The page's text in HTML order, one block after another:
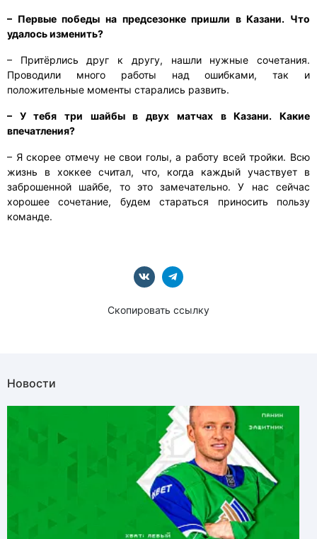
– Первые победы на предсезонке пришли в Казани. Что
удалось изменить?
– Притёрлись друг к другу, нашли нужные сочетания.
Проводили много работы над ошибками, так и
положительные моменты старались развить.
– У тебя три шайбы в двух матчах в Казани. Какие
впечатления?
– Я скорее отмечу не свои голы, а работу всей тройки. Всю
жизнь в хоккее считал, что, когда каждый участвует в
заброшенной шайбе, то это замечательно. У нас сейчас
хорошее сочетание, будем стараться приносить пользу
команде.
Скопировать ссылку
Новости